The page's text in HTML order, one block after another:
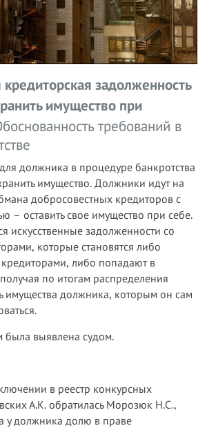
кредиторская задолженность
имущество при
требований в
должника в процедуре банкротства
имущество. Должники идут на
добросовестных кредиторов с
– оставить свое имущество при себе.
искусственные задолженности со
которые становятся либо
либо попадают в
по итогам распределения
имущества должника, которым он сам
была выявлена судом.
в реестр конкурсных
А.К. обратилась Морозюк Н.С.,
у должника долю в праве